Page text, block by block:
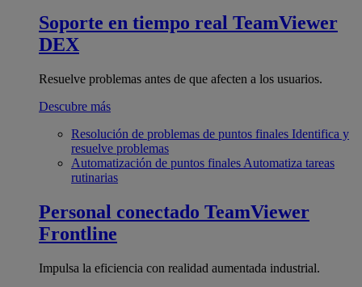
Soporte en tiempo real TeamViewer
DEX
Resuelve problemas antes de que afecten a los usuarios.
Descubre más
Resolución de problemas de puntos finales Identifica y
resuelve problemas
Automatización de puntos finales Automatiza tareas
rutinarias
Personal conectado TeamViewer
Frontline
Impulsa la eficiencia con realidad aumentada industrial.